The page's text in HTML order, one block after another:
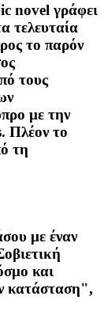
novel γράφει
τελευταία
το παρόν
τους
με την
Πλέον το
τη
με έναν
και
κατάσταση",